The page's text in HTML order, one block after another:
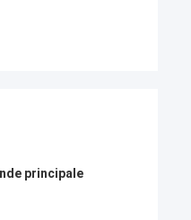
principale